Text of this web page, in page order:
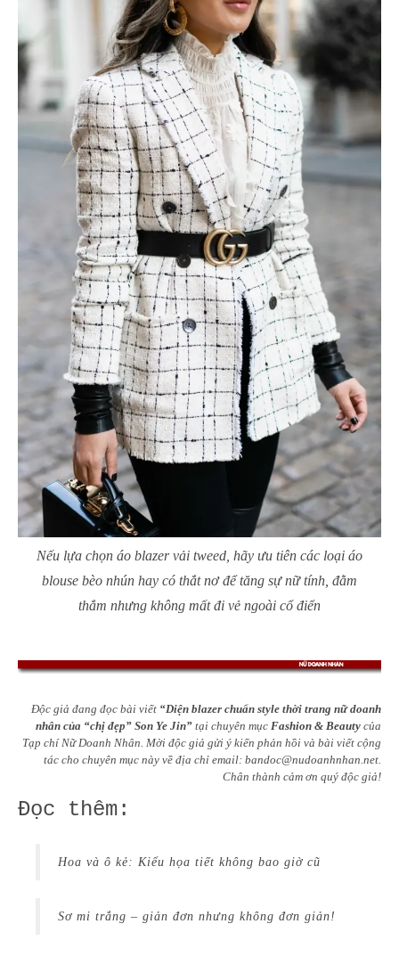
Nếu lựa chọn áo blazer vải tweed, hãy ưu tiên các loại áo
blouse bèo nhún hay có thắt nơ để tăng sự nữ tính, đằm
thắm nhưng không mất đi vẻ ngoài cổ điển
Độc giả đang đọc bài viết “Diện blazer chuẩn style thời trang nữ doanh
nhân của “chị đẹp” Son Ye Jin” tại chuyên mục Fashion & Beauty của
Tạp chí Nữ Doanh Nhân. Mời độc giả gửi ý kiến phản hồi và bài viết cộng
tác cho chuyên mục này về địa chỉ email: bandoc@nudoanhnhan.net.
Chân thành cảm ơn quý độc giả!
Đọc thêm:
Hoa và ô kẻ: Kiểu họa tiết không bao giờ cũ
Sơ mi trắng – giản đơn nhưng không đơn giản!